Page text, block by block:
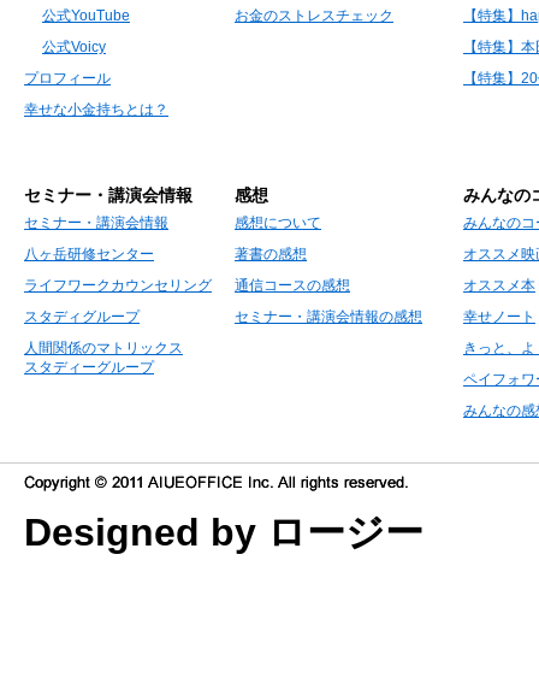
公式YouTube
公式Voicy
プロフィール
幸せな小金持ちとは？
お金のストレスチェック
【特集】
【特集】
【特集】
セミナー・講演会情報
セミナー・講演会情報
八ヶ岳研修センター
ライフワークカウンセリング
スタディグループ
人間関係のマトリックス
スタディーグループ
感想
感想について
著書の感想
通信コースの感想
セミナー・講演会情報の感想
みんなの
みんなの
オススメ映
オススメ本
幸せノート
きっと、
ペイフォワ
みんなの感
Designed by ロージー